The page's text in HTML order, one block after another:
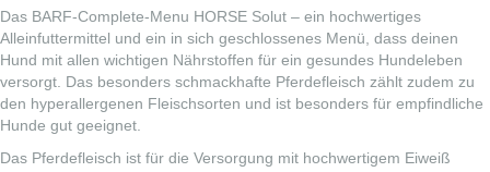
Menu
Horse
Solut
Menge
Das BARF-Complete-Menu HORSE Solut – ein hochwertiges
Alleinfuttermittel und ein in sich geschlossenes Menü, dass deinen
Hund mit allen wichtigen Nährstoffen für ein gesundes Hundeleben
versorgt. Das besonders schmackhafte Pferdefleisch zählt zudem zu
den hyperallergenen Fleischsorten und ist besonders für empfindliche
Hunde gut geeignet.
Das Pferdefleisch ist für die Versorgung mit hochwertigem Eiweiß